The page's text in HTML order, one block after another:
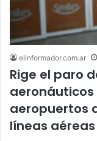
elinformador.com.ar
Rige el paro
aeropuertos
líneas aéreas